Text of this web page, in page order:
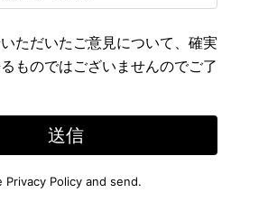
ただいたご意見について、確実
ものではございませんのでご了
送信
Privacy Policy and send.